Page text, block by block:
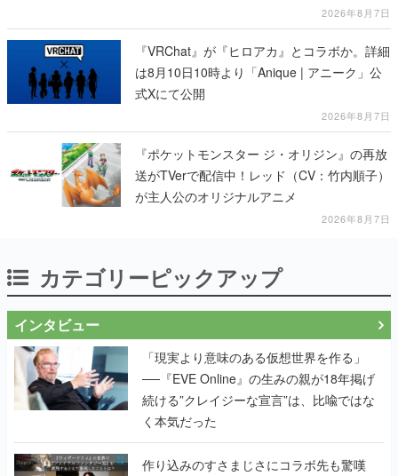
2026年8月7日
『VRChat』が『ヒロアカ』とコラボか。詳細
は8月10日10時より「Anique | アニーク」公
式Xにて公開
2026年8月7日
『ポケットモンスター ジ・オリジン』の再放
送がTVerで配信中！レッド（CV：竹内順子）
が主人公のオリジナルアニメ
2026年8月7日
カテゴリーピックアップ
インタビュー
「現実より意味のある仮想世界を作る」
──『EVE Online』の生みの親が18年掲げ
続ける”クレイジーな宣言”は、比喩ではな
く本気だった
作り込みのすさまじさにコラボ先も驚嘆